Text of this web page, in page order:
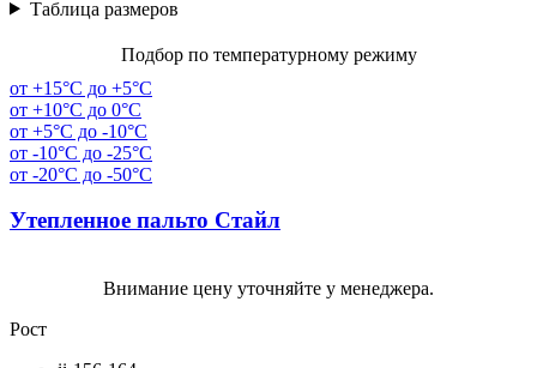
Таблица размеров
Подбор по температурному режиму
от +15°C до +5°C
от +10°C до 0°C
от +5°C до -10°C
от -10°C до -25°C
от -20°C до -50°C
Утепленное пальто Стайл
Внимание цену уточняйте у менеджера.
Рост